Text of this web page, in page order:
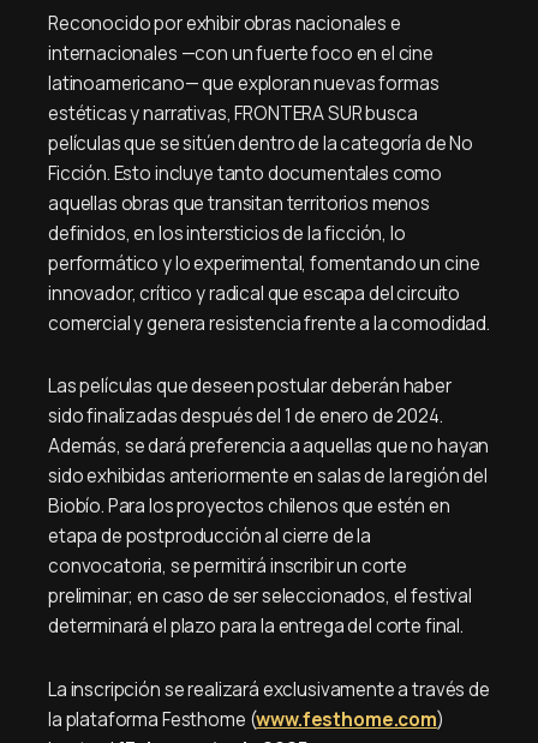
Reconocido por exhibir obras nacionales e
internacionales —con un fuerte foco en el cine
latinoamericano— que exploran nuevas formas
estéticas y narrativas, FRONTERA SUR busca
películas que se sitúen dentro de la categoría de No
Ficción. Esto incluye tanto documentales como
aquellas obras que transitan territorios menos
definidos, en los intersticios de la ficción, lo
performático y lo experimental, fomentando un cine
innovador, crítico y radical que escapa del circuito
comercial y genera resistencia frente a la comodidad.
Las películas que deseen postular deberán haber
sido finalizadas después del 1 de enero de 2024.
Además, se dará preferencia a aquellas que no hayan
sido exhibidas anteriormente en salas de la región del
Biobío. Para los proyectos chilenos que estén en
etapa de postproducción al cierre de la
convocatoria, se permitirá inscribir un corte
preliminar; en caso de ser seleccionados, el festival
determinará el plazo para la entrega del corte final.
La inscripción se realizará exclusivamente a través de
la plataforma Festhome (www.festhome.com)